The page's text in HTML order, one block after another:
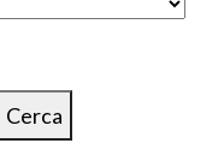
Cerca